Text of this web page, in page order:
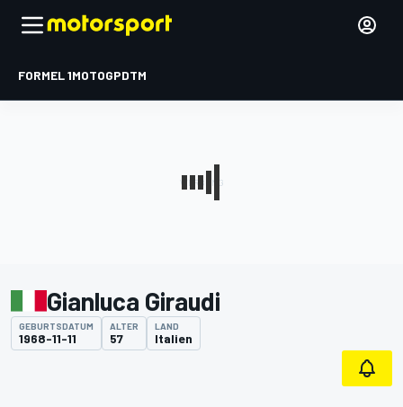
FORMEL 1MOTOGPDTM
Gianluca Giraudi
GEBURTSDATUM
1968-11-11
ALTER
57
LAND
Italien